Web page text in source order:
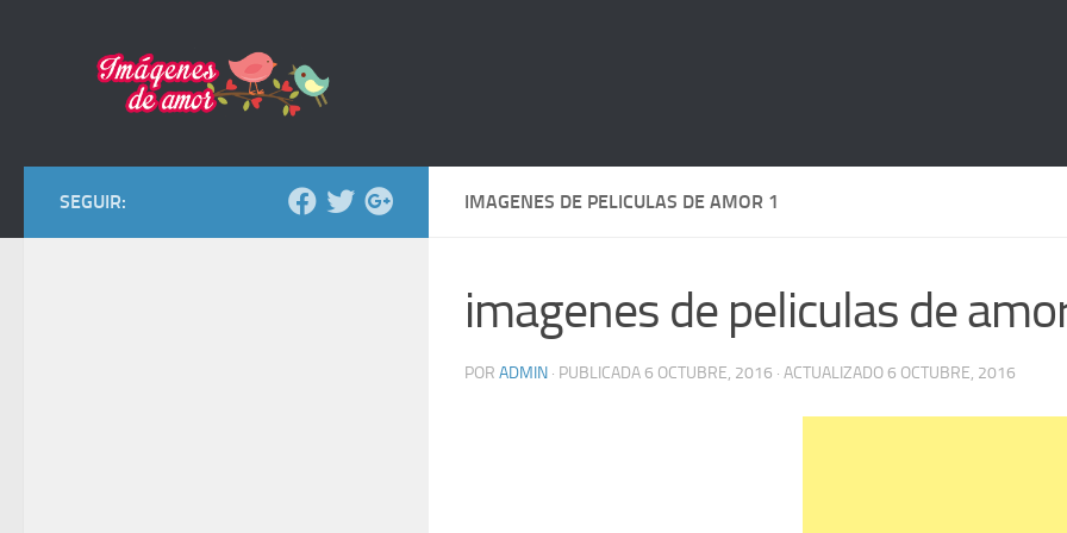
IMAGENES DE PELICULAS DE AMOR 1
imagenes de peliculas de
POR ADMIN · PUBLICADA6 OCTUBRE, 2016 · ACTUALIZADO6 OCTUBRE, 2016
SEGUIR: